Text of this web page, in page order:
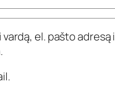
el. pašto